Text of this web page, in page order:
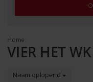
Home
VIER HET
Naam oplopend